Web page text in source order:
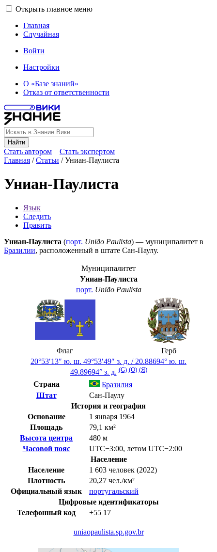
Открыть главное меню
Главная
Случайная
Войти
Настройки
О «Базе знаний»
Отказ от ответственности
Найти
Стать автором Стать экспертом
Главная /Статьи /Униан-Паулиста
Униан-Паулиста
Язык
Следить
Править
Униан-Паулиста (порт. União Paulista) — муниципалитет в
Бразилии, расположенный в штате Сан-Паулу.
Муниципалитет
Униан-Паулиста
порт. União Paulista
Флаг
Герб
20°53′13″ ю. ш. 49°53′49″ з. д. / 20.88694° ю. ш.
49.89694° з. д. (G) (O) (Я)
Страна
Бразилия
Штат
Сан-Паулу
История и география
Основание
1 января 1964
Площадь
79,1 км²
Высота центра
480 м
Часовой пояс
UTC−3:00, летом UTC−2:00
Население
Население
1 603 человек (2022)
Плотность
20,27 чел./км²
Официальный язык
португальский
Цифровые идентификаторы
Телефонный код
+55 17
uniaopaulista.sp.gov.br